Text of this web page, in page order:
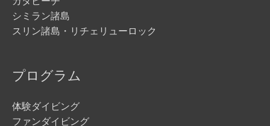
シミラン諸島
スリン諸島・リチェリューロック
プログラム
体験ダイビング
ファンダイビング